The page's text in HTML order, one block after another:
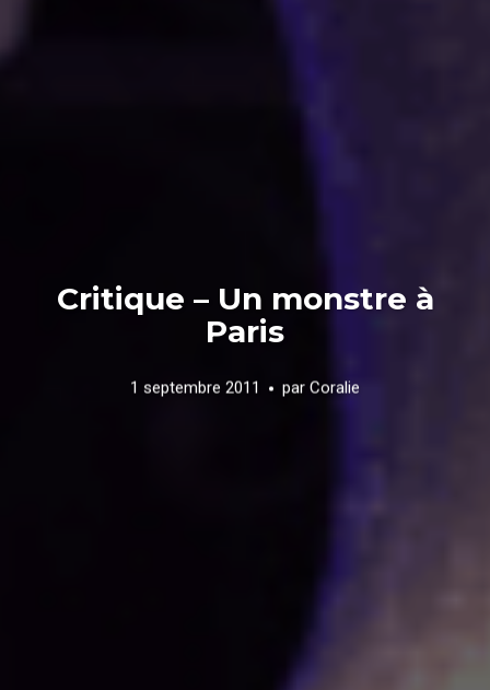
Critique – Un monstre à
Paris
1 septembre 2011 par Coralie